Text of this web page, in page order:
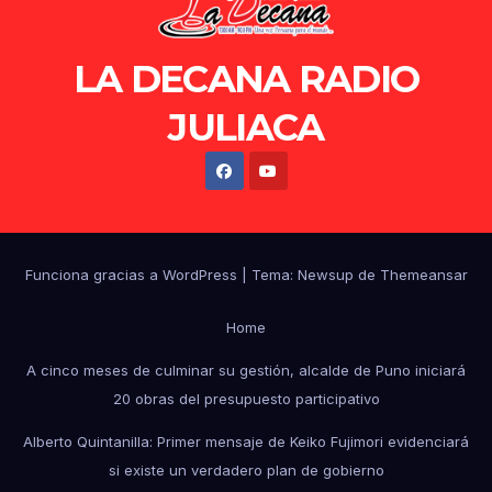
LA DECANA RADIO
JULIACA
Funciona gracias a WordPress Tema: Newsup de Themeansar
Home
A cinco meses de culminar su gestión, alcalde de Puno iniciará
20 obras del presupuesto participativo
Alberto Quintanilla: Primer mensaje de Keiko Fujimori evidenciará
si existe un verdadero plan de gobierno